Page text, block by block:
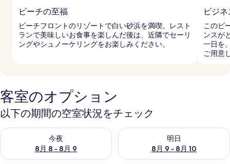
ビーチの至福
ビーチフロントのリゾートで白い砂浜を満喫。レスト
ランで美味しいお食事を楽しんだ後は、近隣でセーリ
ングやシュノーケリングをお楽しみください。
ビジ
このビ
ンスが
一日を
ご用意
客室のオプション
以下の期間の空室状況をチェック
今夜
8月 8 - 8月 9
今夜 8月 8 - 8月 9 の空室状況をチェック
明日
8月 9 - 8月 10
明日 8月 9 - 8月 10 の空室状